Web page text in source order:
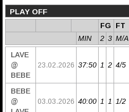
PLAY OFF
FG
FT
MIN
2 3 M/A
LAVE
@
BEBE
23.02.2026 37:50 1 2 4/5
BEBE
@
03.03.2026 40:00 1 1 1/2